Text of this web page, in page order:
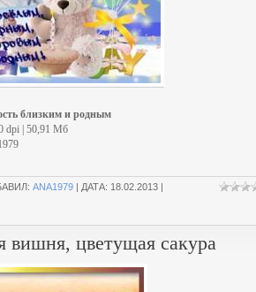
близким и родным
dpi | 50,91 Мб
ANA1979 | ДАТА: 18.02.2013 |
вишня, цветущая сакура